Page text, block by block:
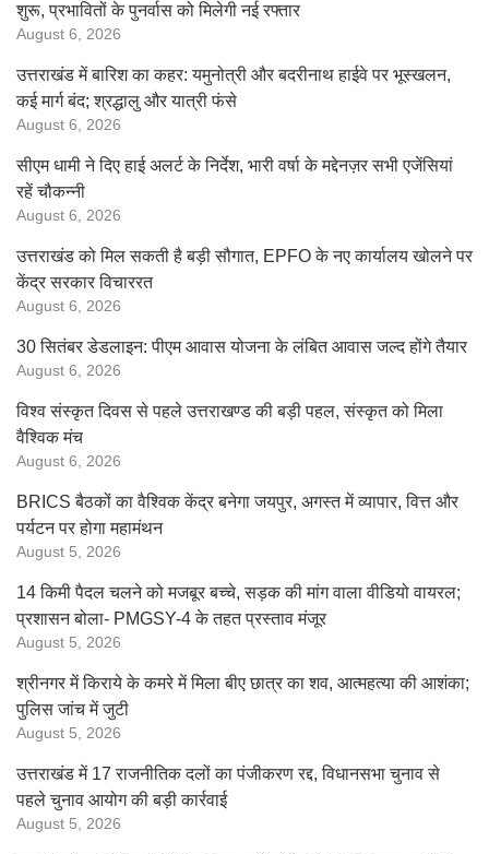
शुरू, प्रभावितों के पुनर्वास को मिलेगी नई रफ्तार
August 6, 2026
उत्तराखंड में बारिश का कहर: यमुनोत्री और बदरीनाथ हाईवे पर भूस्खलन,
कई मार्ग बंद; श्रद्धालु और यात्री फंसे
August 6, 2026
सीएम धामी ने दिए हाई अलर्ट के निर्देश, भारी वर्षा के मद्देनज़र सभी एजेंसियां
रहें चौकन्नी
August 6, 2026
उत्तराखंड को मिल सकती है बड़ी सौगात, EPFO के नए कार्यालय खोलने पर
केंद्र सरकार विचाररत
August 6, 2026
30 सितंबर डेडलाइन: पीएम आवास योजना के लंबित आवास जल्द होंगे तैयार
August 6, 2026
विश्व संस्कृत दिवस से पहले उत्तराखण्ड की बड़ी पहल, संस्कृत को मिला
वैश्विक मंच
August 6, 2026
BRICS बैठकों का वैश्विक केंद्र बनेगा जयपुर, अगस्त में व्यापार, वित्त और
पर्यटन पर होगा महामंथन
August 5, 2026
14 किमी पैदल चलने को मजबूर बच्चे, सड़क की मांग वाला वीडियो वायरल;
प्रशासन बोला- PMGSY-4 के तहत प्रस्ताव मंजूर
August 5, 2026
श्रीनगर में किराये के कमरे में मिला बीए छात्र का शव, आत्महत्या की आशंका;
पुलिस जांच में जुटी
August 5, 2026
उत्तराखंड में 17 राजनीतिक दलों का पंजीकरण रद्द, विधानसभा चुनाव से
पहले चुनाव आयोग की बड़ी कार्रवाई
August 5, 2026